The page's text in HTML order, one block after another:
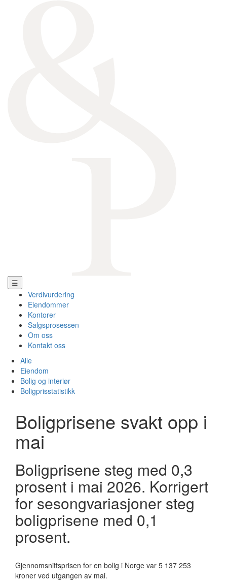
☰
Verdivurdering
Eiendommer
Kontorer
Salgsprosessen
Om oss
Kontakt oss
Alle
Eiendom
Bolig og interiør
Boligprisstatistikk
Boligprisene svakt opp i
mai
Boligprisene steg med 0,3
prosent i mai 2026. Korrigert
for sesongvariasjoner steg
boligprisene med 0,1
prosent.
Gjennomsnittsprisen for en bolig i Norge var 5 137 253
kroner ved utgangen av mai.